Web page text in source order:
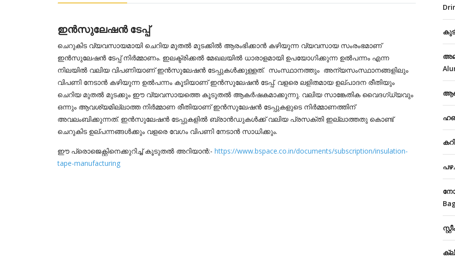
ഇൻസുലേഷൻ ടേപ്പ്
ചെറുകിട വ്യവസായമായി ചെറിയ മുതൽ മുടക്കിൽ ആരംഭിക്കാൻ കഴിയുന്ന വ്യവസായ സംരംഭമാണ്
ഇൻസുലേഷൻ ടേപ്പ് നിർമ്മാണം. ഇലക്ട്രിക്കൽ മേഖലയിൽ ധാരാളമായി ഉപയോഗിക്കുന്ന ഉൽപന്നം എന്ന
നിലയിൽ വലിയ വിപണിയാണ് ഇൻസുലേഷൻ ടേപ്പുകൾക്കുള്ളത്. സംസ്ഥാനത്തും അന്യസംസ്ഥാനങ്ങളിലും
വിപണി നേടാൻ കഴിയുന്ന ഉൽപന്നം കൂടിയാണ് ഇൻസുലേഷൻ ടേപ്പ്. വളരെ ലളിതമായ ഉല്പാദന രീതിയും
ചെറിയ മുതൽ മുടക്കും ഈ വ്യവസായത്തെ കൂടുതൽ ആകർഷകമാക്കുന്നു. വലിയ സാങ്കേതിക വൈദഗ്‌ധ്യവും
ഒന്നും ആവശ്യമില്ലാത്ത നിർമ്മാണ രീതിയാണ് ഇൻസുലേഷൻ ടേപ്പുകളുടെ നിർമ്മാണത്തിന്
അവലംബിക്കുന്നത്. ഇൻസുലേഷൻ ടേപ്പുകളിൽ ബ്രാൻഡുകൾക്ക് വലിയ പ്രസക്തി ഇല്ലാത്തതു കൊണ്ട്
ചെറുകിട ഉല്പന്നങ്ങൾക്കും വളരെ വേഗം വിപണി നേടാൻ സാധിക്കും.
ഈ പ്രൊജെക്റ്റിനെക്കുറിച്ച് കൂടുതൽ അറിയാൻ:- https://www.bspace.co.in/documents/subscription/insulation-
tape-manufacturing